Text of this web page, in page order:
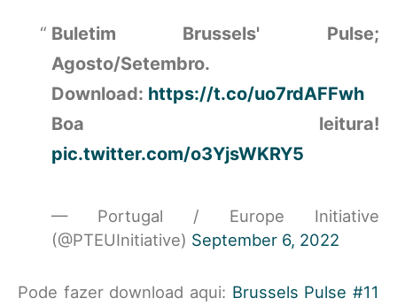
Buletim Brussels' Pulse;
Agosto/Setembro.
Download: https://t.co/uo7rdAFFwh
Boa leitura!
pic.twitter.com/o3YjsWKRY5
— Portugal / Europe Initiative
(@PTEUInitiative) September 6, 2022
Pode fazer download aqui: Brussels Pulse #11